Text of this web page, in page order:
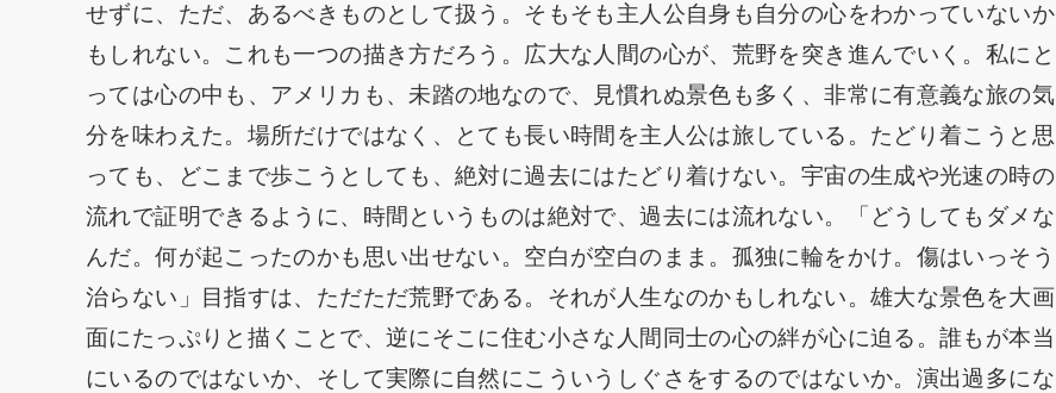
せずに、ただ、あるべきものとして扱う。そもそも主人公自身も自分の心をわかっていないか
もしれない。これも一つの描き方だろう。広大な人間の心が、荒野を突き進んでいく。私にと
っては心の中も、アメリカも、未踏の地なので、見慣れぬ景色も多く、非常に有意義な旅の気
分を味わえた。場所だけではなく、とても長い時間を主人公は旅している。たどり着こうと思
っても、どこまで歩こうとしても、絶対に過去にはたどり着けない。宇宙の生成や光速の時の
流れで証明できるように、時間というものは絶対で、過去には流れない。「どうしてもダメな
んだ。何が起こったのかも思い出せない。空白が空白のまま。孤独に輪をかけ。傷はいっそう
治らない」目指すは、ただただ荒野である。それが人生なのかもしれない。雄大な景色を大画
面にたっぷりと描くことで、逆にそこに住む小さな人間同士の心の絆が心に迫る。誰もが本当
にいるのではないか、そして実際に自然にこういうしぐさをするのではないか。演出過多にな